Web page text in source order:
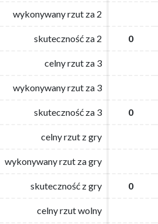
wykonywany rzut za 2
skuteczność za 2 0
celny rzut za 3
wykonywany rzut za 3
skuteczność za 3 0
celny rzut z gry
wykonywany rzut za gry
skuteczność z gry 0
celny rzut wolny
wykonywany rzut za 2
skuteczność za 2 0
celny rzut za 3
wykonywany rzut za 3
skuteczność za 3 0
celny rzut z gry
wykonywany rzut za gry
skuteczność z gry 0
celny rzut wolny